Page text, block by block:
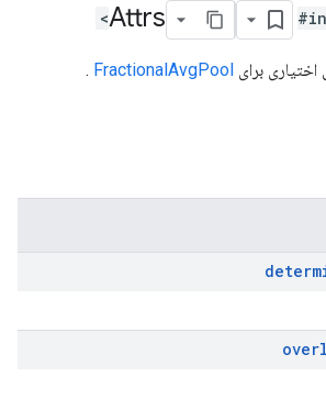
Attrs
برای FractionalAvgPool
.